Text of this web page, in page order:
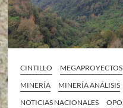
CINTILLO MEGAPROYECTOS
MINERÍA
MINERÍA ANÁLISIS
NOTICIAS NACIONALES